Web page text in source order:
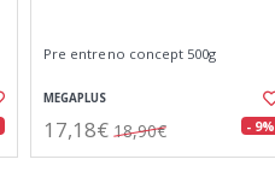
Pre entreno concept 500g
MEGAPLUS
17,18€ 18,90€ - 9%